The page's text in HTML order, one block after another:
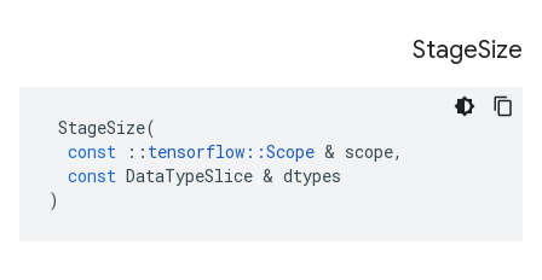
StageSize
StageSize(
const
:: tensorflow ::Scope & scope,
const DataTypeSlice & dtypes
)